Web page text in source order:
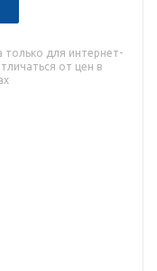
только для интернет-
от цен в